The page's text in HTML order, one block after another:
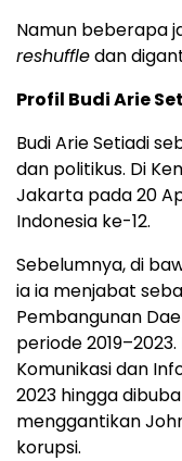
Namun beberapa
reshuffledan
Profil Budi Arie
Budi Arie Setiadi
dan politikus. Di
Jakarta pada 20
Indonesia ke-12.
Sebelumnya, di
ia ia menjabat
Pembangunan
periode
Komunikasi dan
2023 hingga
menggantikan
korupsi.